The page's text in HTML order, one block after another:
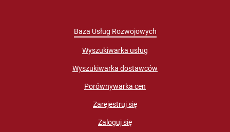
Baza Usług Rozwojowych
Wyszukiwarka usług
Wyszukiwarka dostawców
Porównywarka cen
Zarejestruj się
Zaloguj się